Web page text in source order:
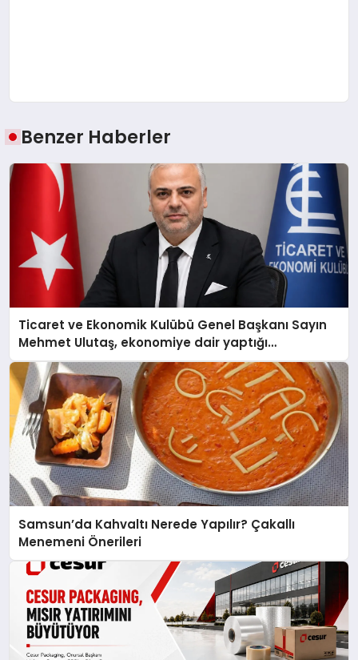
Benzer Haberler
Ticaret ve Ekonomik Kulübü Genel Başkanı Sayın
Mehmet Ulutaş, ekonomiye dair yaptığı
açıklamada şunları kaydetti:
Samsun’da Kahvaltı Nerede Yapılır? Çakallı
Menemeni Önerileri